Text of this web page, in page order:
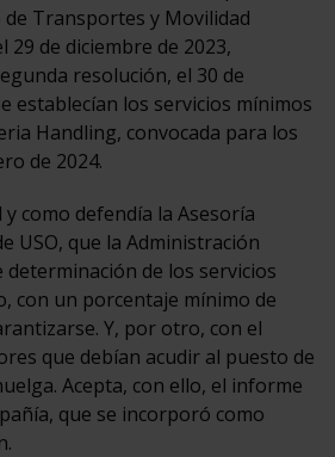
de Transportes y Movilidad
29 de diciembre de 2023,
resolución, el 30 de
establecían los servicios mínimos
Handling, convocada para los
de 2024.
como defendía la Asesoría
USO, que la Administración
de los servicios
con un porcentaje mínimo de
Y, por otro, con el
que debían acudir al puesto de
Acepta, con ello, el informe
que se incorporó como